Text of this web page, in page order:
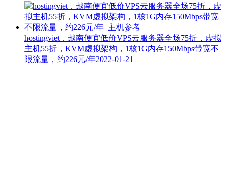
hostingviet，越南便宜低价VPS云服务器全场75折，虚拟
主机55折，KVM虚拟架构，1核1G内存150Mbps带宽不
限流量，约226元/年2022-01-21